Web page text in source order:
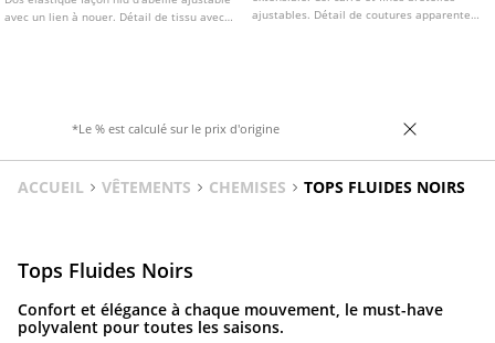
avec un lien à nouer. Détail de tissu avec
ajustables. Détail de coutures apparentes
*Le % est calculé sur le prix d'origine
ACCUEIL VÊTEMENTS CHEMISES TOPS FLUIDES NOIRS
Tops Fluides Noirs
Confort et élégance à chaque mouvement, le must-have
polyvalent pour toutes les saisons.